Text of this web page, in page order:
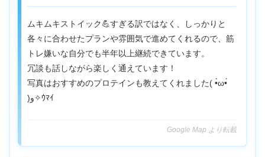
ムキムキストイック💪すぎる訳ではなく、しっかりと
各々に合わせたプランや雰囲気で進めてくれるので、筋
トレ嫌いな自分でも半年以上継続できています。
冗談も話しながら楽しく通えています！
写真はおすすめのプロテインも教えてくれました( •̀ω•́
)و✧ｳﾏｲ
Google Map より転載